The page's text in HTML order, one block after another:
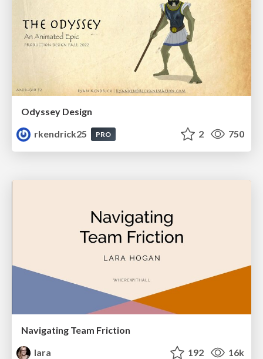
Odyssey Design
rkendrick25
PRO 2 750
Navigating Team Friction
lara
192 16k